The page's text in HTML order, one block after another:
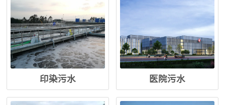
印染污水 医院污水